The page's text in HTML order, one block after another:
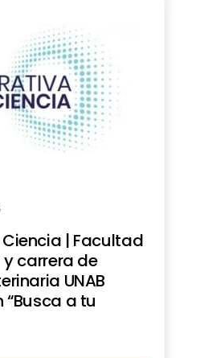
| Facultad
carrera de
UNAB
a tu